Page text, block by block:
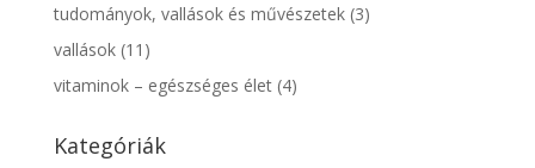
tudományok, vallások és művészetek(3)
vallások(11)
vitaminok – egészséges élet(4)
Kategóriák